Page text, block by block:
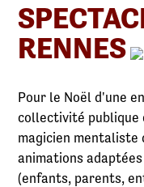
RENNES
Pour le Noël d'une
collectivité publique
magicien mentaliste
animations
(enfants, parents,